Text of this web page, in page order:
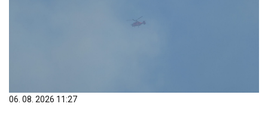
06. 08. 2026 11:27